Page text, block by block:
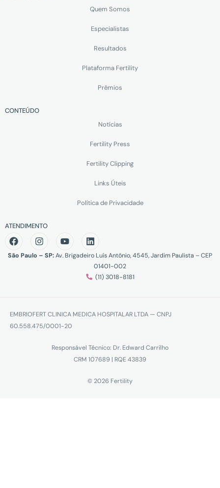
Quem Somos
Especialistas
Resultados
Plataforma Fertility
Prêmios
CONTEÚDO
Notícias
Fertility Press
Fertility Clipping
Links Úteis
Política de Privacidade
ATENDIMENTO
São Paulo – SP:Av. Brigadeiro Luís Antônio, 4545, Jardim Paulista – CEP
01401-002
(11) 3018-8181
EMBRIOFERT CLINICA MEDICA HOSPITALAR LTDA — CNPJ
60.558.475/0001-20
Responsável Técnico: Dr. Edward Carrilho
CRM 107689 | RQE 43839
© 2026 Fertility